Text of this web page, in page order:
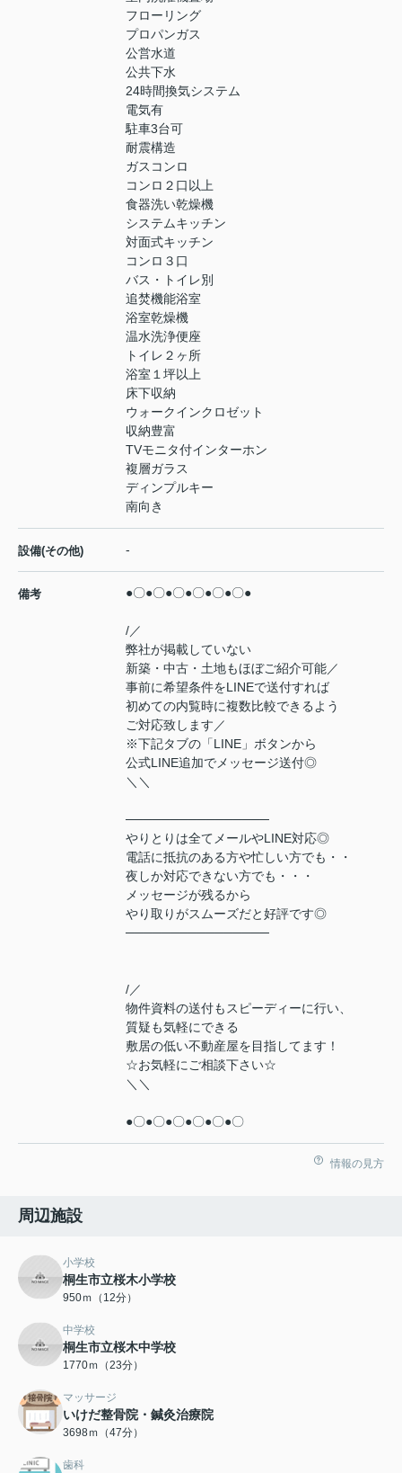
フローリング
プロパンガス
公営水道
公共下水
24時間換気システム
電気有
駐車3台可
耐震構造
ガスコンロ
コンロ２口以上
食器洗い乾燥機
システムキッチン
対面式キッチン
コンロ３口
バス・トイレ別
追焚機能浴室
浴室乾燥機
温水洗浄便座
トイレ２ヶ所
浴室１坪以上
床下収納
ウォークインクロゼット
収納豊富
TVモニタ付インターホン
複層ガラス
ディンプルキー
南向き
設備(その他) -
備考 ●〇●〇●〇●〇●〇●〇●
/／
弊社が掲載していない
新築・中古・土地もほぼご紹介可能／
事前に希望条件をLINEで送付すれば
初めての内覧時に複数比較できるよう
ご対応致します／
※下記タブの「LINE」ボタンから
公式LINE追加でメッセージ送付◎
＼＼
────────────────
やりとりは全てメールやLINE対応◎
電話に抵抗のある方や忙しい方でも・・
夜しか対応できない方でも・・・
メッセージが残るから
やり取りがスムーズだと好評です◎
────────────────
/／
物件資料の送付もスピーディーに行い、
質疑も気軽にできる
敷居の低い不動産屋を目指してます！
☆お気軽にご相談下さい☆
＼＼
●〇●〇●〇●〇●〇●〇
情報の見方
周辺施設
小学校
桐生市立桜木小学校
950ｍ（12分）
中学校
桐生市立桜木中学校
1770ｍ（23分）
マッサージ
いけだ整骨院・鍼灸治療院
3698ｍ（47分）
歯科